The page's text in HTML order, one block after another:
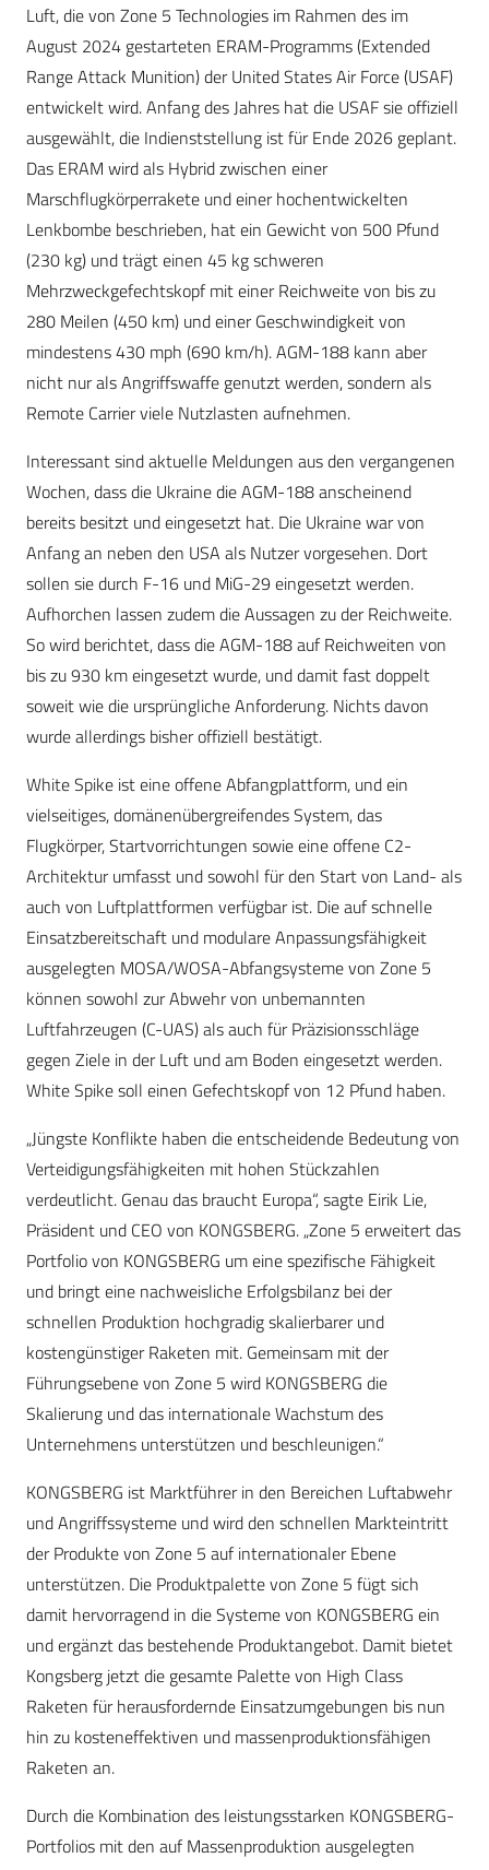
Luft, die von Zone 5 Technologies im Rahmen des im
August 2024 gestarteten ERAM-Programms (Extended
Range Attack Munition) der United States Air Force (USAF)
entwickelt wird. Anfang des Jahres hat die USAF sie offiziell
ausgewählt, die Indienststellung ist für Ende 2026 geplant.
Das ERAM wird als Hybrid zwischen einer
Marschflugkörperrakete und einer hochentwickelten
Lenkbombe beschrieben, hat ein Gewicht von 500 Pfund
(230 kg) und trägt einen 45 kg schweren
Mehrzweckgefechtskopf mit einer Reichweite von bis zu
280 Meilen (450 km) und einer Geschwindigkeit von
mindestens 430 mph (690 km/h). AGM-188 kann aber
nicht nur als Angriffswaffe genutzt werden, sondern als
Remote Carrier viele Nutzlasten aufnehmen.
Interessant sind aktuelle Meldungen aus den vergangenen
Wochen, dass die Ukraine die AGM-188 anscheinend
bereits besitzt und eingesetzt hat. Die Ukraine war von
Anfang an neben den USA als Nutzer vorgesehen. Dort
sollen sie durch F-16 und MiG-29 eingesetzt werden.
Aufhorchen lassen zudem die Aussagen zu der Reichweite.
So wird berichtet, dass die AGM-188 auf Reichweiten von
bis zu 930 km eingesetzt wurde, und damit fast doppelt
soweit wie die ursprüngliche Anforderung. Nichts davon
wurde allerdings bisher offiziell bestätigt.
White Spike ist eine offene Abfangplattform, und ein
vielseitiges, domänenübergreifendes System, das
Flugkörper, Startvorrichtungen sowie eine offene C2-
Architektur umfasst und sowohl für den Start von Land- als
auch von Luftplattformen verfügbar ist. Die auf schnelle
Einsatzbereitschaft und modulare Anpassungsfähigkeit
ausgelegten MOSA/WOSA-Abfangsysteme von Zone 5
können sowohl zur Abwehr von unbemannten
Luftfahrzeugen (C-UAS) als auch für Präzisionsschläge
gegen Ziele in der Luft und am Boden eingesetzt werden.
White Spike soll einen Gefechtskopf von 12 Pfund haben.
„Jüngste Konflikte haben die entscheidende Bedeutung von
Verteidigungsfähigkeiten mit hohen Stückzahlen
verdeutlicht. Genau das braucht Europa“, sagte Eirik Lie,
Präsident und CEO von KONGSBERG. „Zone 5 erweitert das
Portfolio von KONGSBERG um eine spezifische Fähigkeit
und bringt eine nachweisliche Erfolgsbilanz bei der
schnellen Produktion hochgradig skalierbarer und
kostengünstiger Raketen mit. Gemeinsam mit der
Führungsebene von Zone 5 wird KONGSBERG die
Skalierung und das internationale Wachstum des
Unternehmens unterstützen und beschleunigen.“
KONGSBERG ist Marktführer in den Bereichen Luftabwehr
und Angriffssysteme und wird den schnellen Markteintritt
der Produkte von Zone 5 auf internationaler Ebene
unterstützen. Die Produktpalette von Zone 5 fügt sich
damit hervorragend in die Systeme von KONGSBERG ein
und ergänzt das bestehende Produktangebot. Damit bietet
Kongsberg jetzt die gesamte Palette von High Class
Raketen für herausfordernde Einsatzumgebungen bis nun
hin zu kosteneffektiven und massenproduktionsfähigen
Raketen an.
Durch die Kombination des leistungsstarken KONGSBERG-
Portfolios mit den auf Massenproduktion ausgelegten